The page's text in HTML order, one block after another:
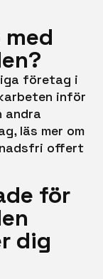
företag i
inför
andra
läs mer om
offert
för
dig